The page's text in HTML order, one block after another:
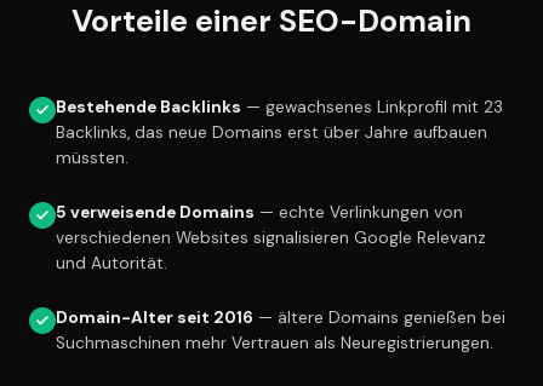
Vorteile einer SEO-Domain
Bestehende Backlinks — gewachsenes Linkprofil mit 23
Backlinks, das neue Domains erst über Jahre aufbauen
müssten.
5 verweisende Domains — echte Verlinkungen von
verschiedenen Websites signalisieren Google Relevanz
und Autorität.
Domain-Alter seit 2016 — ältere Domains genießen bei
Suchmaschinen mehr Vertrauen als Neuregistrierungen.